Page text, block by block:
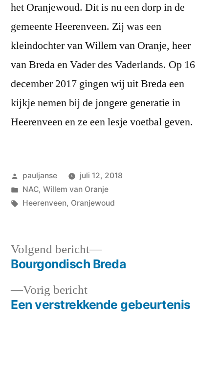
het Oranjewoud. Dit is nu een dorp in de
gemeente Heerenveen. Zij was een
kleindochter van Willem van Oranje, heer
van Breda en Vader des Vaderlands. Op 16
december 2017 gingen wij uit Breda een
kijkje nemen bij de jongere generatie in
Heerenveen en ze een lesje voetbal geven.
Geplaatst
door
pauljanse
juli 12, 2018
Geplaatst
in
NAC, Willem van Oranje
Tags:
Heerenveen, Oranjewoud
Bericht
navigatie
Vorig berichtVorig
bericht:
Een verstrekkende gebeurtenis
Volgend bericht
Volgend
bericht:
Bourgondisch Breda